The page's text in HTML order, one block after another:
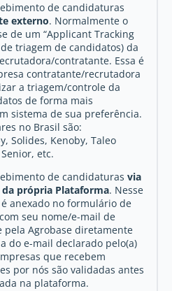
de candidaturas
externo. Normalmente o
de um “Applicant Tracking
triagem de candidatos) da
contratante. Essa é
contratante/recrutadora
a triagem/controle da
de forma mais
sistema de sua preferência.
no Brasil são:
Solides, Kenoby, Taleo
etc.
de candidaturas via
própria Plataforma. Nesse
anexado no formulário de
seu nome/e-mail de
pela Agrobase diretamente
do e-mail declarado pelo(a)
que recebem
por nós são validadas antes
na plataforma.